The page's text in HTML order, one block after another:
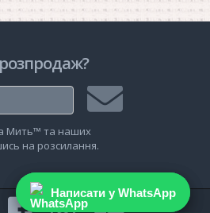
Написати у WhatsApp
Написати у WhatsApp
розпродаж?
Мить™ та наших
на розсилання.